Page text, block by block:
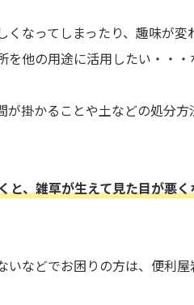
なってしまったり、趣味が
他の用途に活用したい・・・
掛かることや土などの処分
、雑草が生えて見た目が悪
などでお困りの方は、便利屋